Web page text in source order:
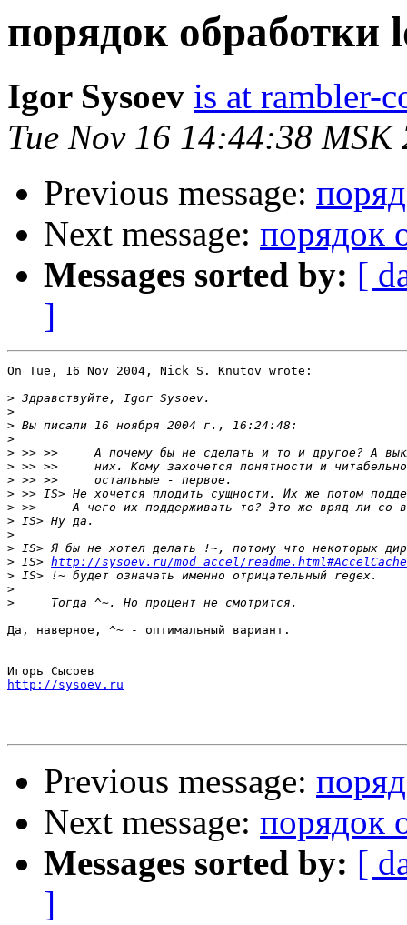
порядок обработки
Igor Sysoev is at rambler-
Tue Nov 16 14:44:38 MSK
Previous message:
Next message: порядок
Messages sorted by: [
]
On Tue, 16 Nov 2004, Nick S. Knutov wrote:
>
>
>
>
>
>
>
>
>
>
>
>
> IS> http://sysoev.ru/mod_accel/
>
>
>
Да, наверное, ^~ - оптимальный вариант.
http://sysoev.ru
Previous message:
Next message: порядок
Messages sorted by: [
]